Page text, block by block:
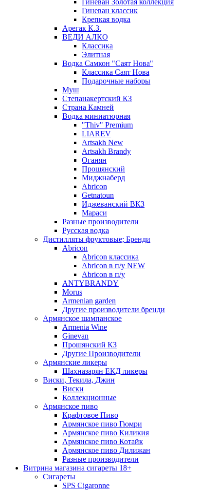
Гиневан Золотая коллекция
Гиневан классик
Крепкая водка
Арегак К.З.
ВЕДИ АЛКО
Классика
Элитная
Водка Самкон "Саят Нова"
Классика Саят Нова
Подарочные наборы
Муш
Степанакертский КЗ
Страна Камней
Водка миниатюрная
"Thiv" Premium
LIAREV
Artsakh New
Artsakh Brandy
Оганян
Прошянский
Миджнаберд
Abricon
Getnatoun
Иджеванский ВКЗ
Мараси
Разные производители
Русская водка
Дистилляты фруктовые; Бренди
Abricon
Abricon классика
Abricon в п/у NEW
Abricon в п/у
ANTYBRANDY
Morus
Armenian garden
Другие производители бренди
Армянское шампанское
Armenia Wine
Ginevan
Прошянский КЗ
Другие Производители
Армянские ликеры
Шахназарян ЕКД ликеры
Виски, Текила, Джин
Виски
Коллекционные
Армянское пиво
Крафтовое Пиво
Армянское пиво Гюмри
Армянское пиво Киликия
Армянское пиво Котайк
Армянское пиво Дилижан
Разные производители
Витрина магазина сигареты 18+
Cигареты
SPS Cigaronne